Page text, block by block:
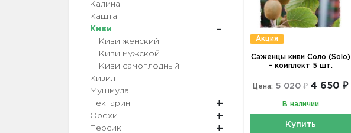
Калина
Каштан
Киви
Киви женский
Киви мужской
Киви самоплодный
Кизил
Мушмула
Нектарин
Орехи
Персик
Акция
Саженцы киви Соло (Solo)
- комплект 5 шт.
Цена: 5 020 ₽ 4 650 ₽
В наличии
Купить